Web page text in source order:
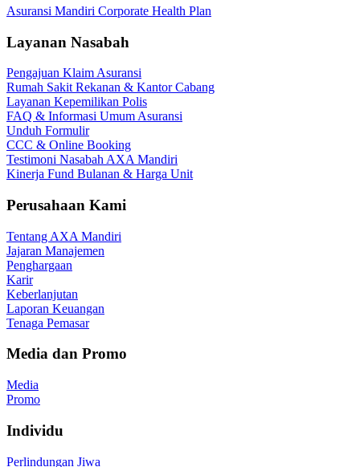
Asuransi Mandiri Corporate Health Plan
Layanan Nasabah
Pengajuan Klaim Asuransi
Rumah Sakit Rekanan & Kantor Cabang
Layanan Kepemilikan Polis
FAQ & Informasi Umum Asuransi
Unduh Formulir
CCC & Online Booking
Testimoni Nasabah AXA Mandiri
Kinerja Fund Bulanan & Harga Unit
Perusahaan Kami
Tentang AXA Mandiri
Jajaran Manajemen
Penghargaan
Karir
Keberlanjutan
Laporan Keuangan
Tenaga Pemasar
Media dan Promo
Media
Promo
Individu
Perlindungan Jiwa